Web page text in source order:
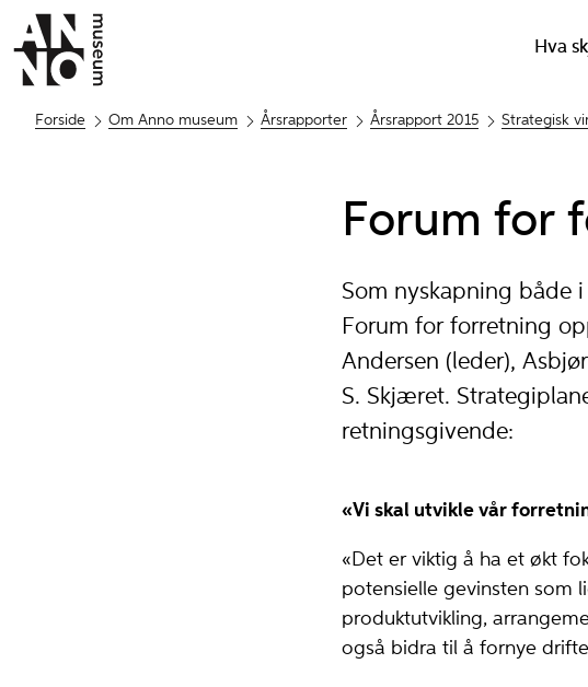
Hva
Forside Om Anno museum Årsrapporter Årsrapport 2015 Strategisk
Forum for
Som nyskapning både
Forum for forretning
Andersen (leder),
S. Skjæret.
retningsgivende:
«Vi skal utvikle vår
«Det er viktig å ha et økt
potensielle gevinsten som
produktutvikling,
også bidra til å fornye